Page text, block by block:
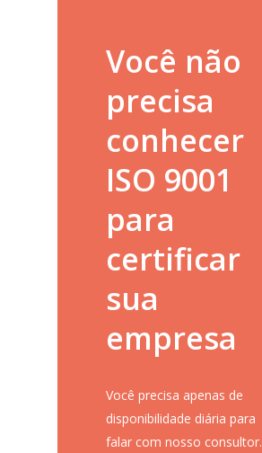
Você não
precisa
conhecer
ISO 9001
para
certificar
sua
empresa
Você precisa apenas de
disponibilidade diária para
falar com nosso consultor.